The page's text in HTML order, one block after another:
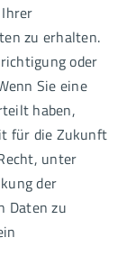
zu erhalten.
oder
Sie eine
haben,
für die Zukunft
unter
der
Daten zu